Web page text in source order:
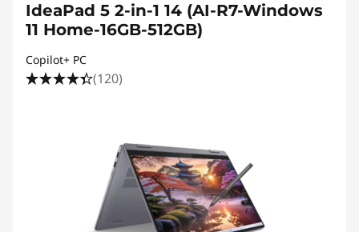
IdeaPad 5 2-in-1 14 (AI-R7-Windows
11 Home-16GB-512GB)
Copilot+ PC
(120)